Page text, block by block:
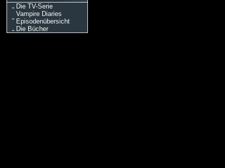
Die TV-Serie
Vampire Diaries
Episodenübersicht
Die Bücher